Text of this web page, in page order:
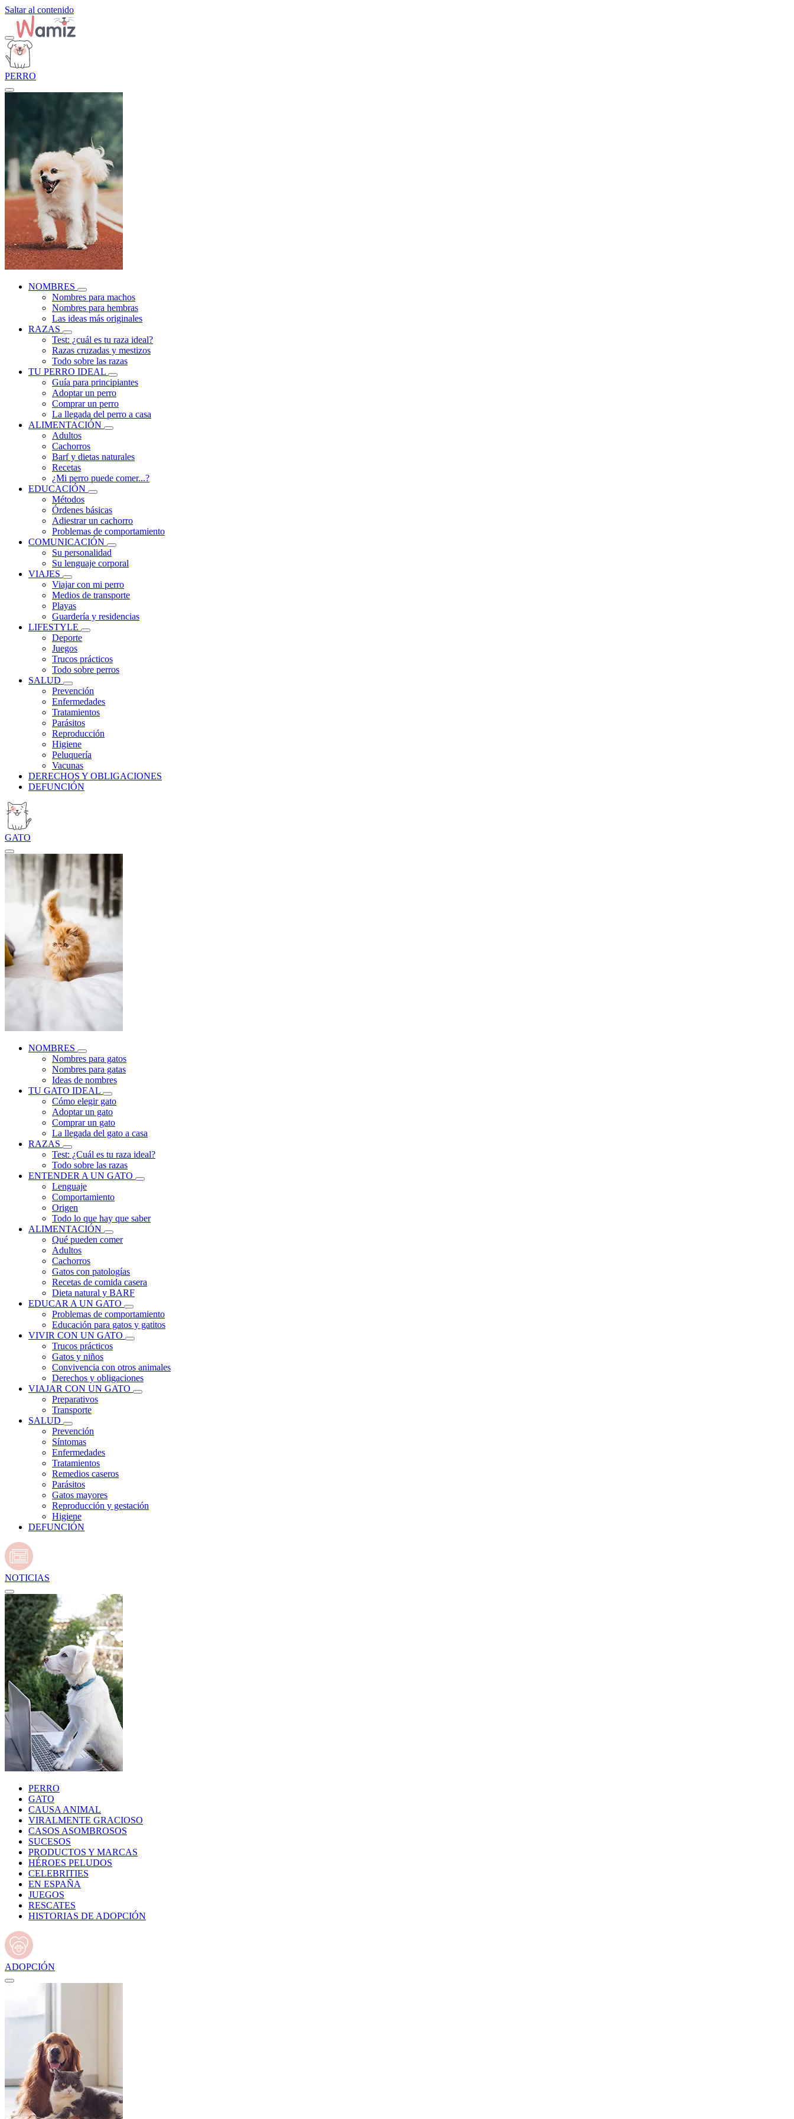
Saltar al contenido
PERRO
NOMBRES
Nombres para machos
Nombres para hembras
Las ideas más originales
RAZAS
Test: ¿cuál es tu raza ideal?
Razas cruzadas y mestizos
Todo sobre las razas
TU PERRO IDEAL
Guía para principiantes
Adoptar un perro
Comprar un perro
La llegada del perro a casa
ALIMENTACIÓN
Adultos
Cachorros
Barf y dietas naturales
Recetas
¿Mi perro puede comer...?
EDUCACIÓN
Métodos
Órdenes básicas
Adiestrar un cachorro
Problemas de comportamiento
COMUNICACIÓN
Su personalidad
Su lenguaje corporal
VIAJES
Viajar con mi perro
Medios de transporte
Playas
Guardería y residencias
LIFESTYLE
Deporte
Juegos
Trucos prácticos
Todo sobre perros
SALUD
Prevención
Enfermedades
Tratamientos
Parásitos
Reproducción
Higiene
Peluquería
Vacunas
DERECHOS Y OBLIGACIONES
DEFUNCIÓN
GATO
NOMBRES
Nombres para gatos
Nombres para gatas
Ideas de nombres
TU GATO IDEAL
Cómo elegir gato
Adoptar un gato
Comprar un gato
La llegada del gato a casa
RAZAS
Test: ¿Cuál es tu raza ideal?
Todo sobre las razas
ENTENDER A UN GATO
Lenguaje
Comportamiento
Origen
Todo lo que hay que saber
ALIMENTACIÓN
Qué pueden comer
Adultos
Cachorros
Gatos con patologías
Recetas de comida casera
Dieta natural y BARF
EDUCAR A UN GATO
Problemas de comportamiento
Educación para gatos y gatitos
VIVIR CON UN GATO
Trucos prácticos
Gatos y niños
Convivencia con otros animales
Derechos y obligaciones
VIAJAR CON UN GATO
Preparativos
Transporte
SALUD
Prevención
Síntomas
Enfermedades
Tratamientos
Remedios caseros
Parásitos
Gatos mayores
Reproducción y gestación
Higiene
DEFUNCIÓN
NOTICIAS
PERRO
GATO
CAUSA ANIMAL
VIRALMENTE GRACIOSO
CASOS ASOMBROSOS
SUCESOS
PRODUCTOS Y MARCAS
HÉROES PELUDOS
CELEBRITIES
EN ESPAÑA
JUEGOS
RESCATES
HISTORIAS DE ADOPCIÓN
ADOPCIÓN